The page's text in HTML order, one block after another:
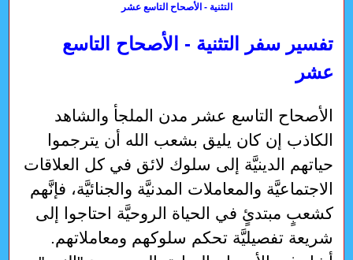
التثنية - الأصحاح التاسع عشر
تفسير سفر التثنية - الأصحاح التاسع
عشر
الأصحاح التاسع عشر مدن الملجأ والشاهد الكاذب إن كان يليق بشعب الله أن يترجموا حياتهم الدينيَّة إلى سلوك لائق في كل العلاقات الاجتماعيَّة والمعاملات المدنيَّة والجنائيَّة، فإنَّهم كشعبٍ مبتدئٍ في الحياة الروحيَّة احتاجوا إلى شريعة تفصيليَّة تحكم سلوكهم ومعاملاتهم. أشار في الأصحاح السابق إلى مجيء "النبي" المنتظر الذي له نسمع، فنتمتَّع بالخلاص. الآن يقدِّم لنا صورة رمزيَّة لهذا الخلاص المسياني، وهو إقامة مدن الملجأ، التي يلجأ إليها كل قاتلٍ ارتكب القتل خطأ بغير إرادته. هذا العدل الجزائي البدائي بعيد كل البعد عن القتل المتعمِّد، والغرض منه أن يمنعه فهو لا يكسر الوصيَّة السادسة بل بالأحرى يحفظها. تحدَّث أيضًا عن احترام حقوق اللآخرين، سواء بالنسبة لممتلكاتهم أو لنفوسهم. فلا يجوز للإنسان أن ينقل تخومه ليستولى على أرض ليست من حقّه. ولا يليق به أن يشهد كذبًا على إنسان بريء. 1. مدن الملجأ [1-13]. 2. نقل التُخُم [14]. 3. شهادة الزور [15-31]. 1. مدن الملجأ: "متى قرض الرب إلهك الأمم الذين الرب إلهك يعطيك أرضهم وورثتهم وسكنت مدنهم وبيوتهم، تفرز لنفسك ثلاث مدن في وسط أرضك التي يعطيك الرب إلهك لتمتلكها. تصلح الطريق وتثلث تخوم أرضك التي يقسم لك الرب إلهك، فتكون لكي يهرب إليها كل قاتل. وهذا هو حكم القاتل الذي يهرب إلى هناك فيحيا، من ضرب صاحبه بغير علمٍ وهو غير مبغضٍ له منذ أمس وما قبله. ومن ذهب مع صاحبه في الوعر ليحتطب حطبا فاندفعت يده بالفأس ليقطع الحطب وافلت الحديد من الخشب وأصاب صاحبه فمات، فهو يهرب إلى إحدى تلك المدن فيحيا. لئلاَّ يسعى وليّ الدم وراء القاتل حين يحمى قلبه ويدركه إذا طال الطريق ويقتله وليس عليه حكم الموت لأنَّه غير مبغضٍ له منذ أمس وما قبله. لأجل ذلك أنا آمرك قائلاً: ثلاث مدن تفرز لنفسك. وإن وسَّع الرب إلهك تخومك كما حلف لآبائك أعطاك جميع الأرض التي قال أنَّه يعطي لآبائك. إذا حفظت كل هذه الوصايا لتعملها كما أنا أوصيك اليوم لتحب الرب إلهك وتسلك في طرقه كل الأيَّام فزد لنفسك أيضًا ثلاث مدن على هذه الثلاث. حتى لا يسفك دم بريء في وسط أرضك التي يعطيك الرب إلهك نصيبًا فيكون عليك دم" [1-10]. ليس كل قتل هو جريمة، إنَّما يجب دراسة كل حالة على حدة، فقد ميَّزت الشريعة بين نوعين من القتل: أ. القتل خطأ: [4-6]: يمكن للقاتل أن ينجو من الانتقام منه بالهروب إلى إحدى مدن الملجأ (عد 35: 9-34). ب. القتل عمدًا: يجوز للولي أن ينتقم من القاتل [11-13]. أحد الأوامر التي قدِّمت لأبناء نوح أن من يسفك دم إنسان يُسفك دمه انتقامًا للدم (تك 9: 6). الآن استقرَّت هذه الشريعة. لكن ماذا إن سُفك دم خطأ وليس عن قصد. لهذا أمر الله بإقامة مدن الملجأ، كما سبق فرأينا في دراستنا لسفر الخروج (21: 13)، وسفر العدد (35: 10) الخ. لقد عالج سفر العدد هذا الأمر بالتفصيل، غير أنَّه إذ كان الشعب على وشك الدخول إلى أرض الموعد قدَّم لهم توجيهات عمليَّة لإقامة الثلاث مدن في الضفَّة الشرقيَّة. أولاً: تحديد ثلاث مدن للملجأ في أرض كنعان، في الضفَّة الغربيَّة، حيث كان موسى قد حدَّد ثلاث مدن في الضفَّة الشرقيَّة [1-3، 7]. تُقسَّم المنطقة كلها إلى ثلاثة أقسام، متساويَّة قدر المستطاع، وتكون مدينة الملجأ مركز كل قسم، حتى يستطيع كل إنسان أينما وُجد أن يجد بالقرب منه مدينة للملجأ. تعتبر مدينة الملجأ أشبه بمكان حفظ يلجأ إليه القاتل حتى تتم محاكمة عادلة، ويُفصل في أمره إن كان قاتلاً عن خطأ أم عن عمد. فمدينة الملجأ هي صون وحماية للبريء وليس للمجرم. لا نجد تسجيلاً لزيادة هذه المدن التي طلبها موسى، وهذا دليل غير متعمِّد على صحَّة السِفر، فإن أي كاتب متأخِر ما كان يمكن أن يبتدع هذا. تُشير مدينة الملجأ إلى السيِّد المسيح، مخلِّص العالم، الذي نزل إلى أرضنا ولم يعد بعيدًا عنّا، بل هو قريب إلينا جدًا، لا نبحث عمَّن يصعد إلى السماء لكي ينزله، ولا من يهبط إلى الجحيم لكي يصعده إلينا، بل هو قائم في قلوبنا (رو 10: 8). لقد جاء إنجيلنا بالخلاص وجعله بين أيدينا. أنَّه يقرع على أبوابنا الداخليَّة لعلَّنا نقبله، نفتح له فيدخل عريس نفوسنا ليتعشَّى معنا. جاء مسيحنا إلى أرضنا ليصير حصننا، فيه نتحرَّر من الدينونة (رو 8: 1)، ونخلص من كل جريمة في حماية إلهيَّة فائقة (رو 5: 1، 9-10؛ 8: 31-39). تطلَّع إشعياء النبي إلى هذه المدينة الفريدة فقال: "لنا مدينة قويَّة؛ يجعل الخلاص أسوارًا ومترسة" (إش 26: 1). هذا ما يؤكِّده الرسول بقوله: "آمن بالرب يسوع المسيح فتخلص" (أع 16: 31). في القديم كان القاتل يهرب من وجه الولي إلى مدينة ملجأ ليحتمي فيها حتى تتم محاكمته، وإن وجد بريئًا يبقى إلى موت الكاهن. أمَّا في العهد الجديد فإن الولي والقاضي في نفس الوقت هو الرب يسوع، عِوض الانتقام يفتح لنا أحشاءه الإلهيَّة ملجأ لنا فنستريح فيها. ونبقى فيها إلى الأبد، ننعم لا بالبراءة فقط بل وبشركة أمجاده. إنَّه ليس فقط مدينة الملجأ بل وهو الطريق المفتوح لنا، لذا لاق بنا أن نسرع بروحه القدُّوس وندخل فيه، ولا نؤجِّل، حتى لا يلحق بنا السيف وتهلك نفوسنا. ثانيًا: أجاب هذا الأصحاح على السؤال التالي: كيف يعرف الهارب مدينة الملجأ؟ نحن نعلم أن كثير من الطرق في القديم كانت تُمهَّد خلال سير الحيوانات التي تحمل الأثقال خاصة القوافل. وهذا وقد كان اليهود في ذلك الحين لا يعرفون الطرق، إذ عاشوا في البريَّة طوال الأربعين عامًا. يلتزم المسئولون أن يهيِّئوا الطرق المؤديَّة إلى مدن الملجأ، فيُزيلوا كل عقبات تعطِّل الانطلاق إليها، كما يلتزمون بإقامة جسور والاهتمام بها للعبور عليها نحو هذه المدن، وعند مفترق الطرق توضع لافتات يُكتب عليها: "ملجأ! ملجأ!" وكان المسئولون ملتزمين بإصلاح هذه الطرق كل عام في شهر أذار. هكذا يليق بخدَّام الكلمة أن يُهيِّئوا الطريق لكل نفس كي تلتقي بالمخلِّص كملجأ لها. يلتزموا بأن يُزيلوا كل عقبة، ليفتحوا باب الرجاء أمامهم ليتمتَّعوا ببرّ المسيح وقداسته عِوض خطاياهم، وعدم الفساد عِوض فسادهم. كما التزم المسؤولون بتهيئة الطرق في كل مكان نحو مدن الملجأ، هكذا الله في حبُّه هيَّأ للبشريَّة الطريق نحو يسوع المسيح، فأعلن عنه لأبوينا الأوَّلين في أول لقاء معهما بعد سقوطهما، ومهَّد الطريق لمعرفته خلال الآباء الأنبياء والأحداث والشريعة حتى لا يوجد أي عذر لمن يرفض الالتجاء إليه. لقد بعث إلينا بنبوَّات واضحة أشبه بعلامات تشير نحو شخص المخلِّص، مدينة ملجأنا. كان الهارب ملتزمًا أن يبقى في المدينة حتى موت رئيس الكهنة فيخرج منها (عد 35: 25-29)، ومسيحنا رئيس الكهنة الأعظم مات مرة ليدخل بنا فيه، ولن يموت بل يبقى حيًّا بعد قيامته حتى لا يخرج أحد منه، بل نسكن فيه وهو فينا أبديًّا (يو 15: 4؛ كو 1: 23؛ عب 3: 14؛ 10: 38-39). في اختصار قد وضع أمامنا ملجأ خلاصنا (عب 6: 18). ثالثًا: كانت خطيَّة القتل لها خطورتها العظمى (أم 28: 17)، وفي العهد الجديد فإن مجرَّد الغضب يدفع بالإنسان إلى نار جهنم. ومع أن السهو يعتبر خطيَّة تقدَّم عنها ذبيحة، إلاَّ أن القتل سهوًا لا يُحسب خطيَّة يُعاقب عليها، وإنَّما يسمح لمرتكبها أن يهرب إلى مدينة الملجأ حتى لا يحق للولي أن ينتقم للدم. لقد قتل شاول الطرسوسي كثيرين لكنَّه فعل هذا بجهالة لذلك ظهر لهم السيِّد المسيح نفسه وأعلن له الحق، فاشتاق أن يُقتل من أجل اسمه. وغفر أيضًا السيِّد لصالبيه لأنَّهم فعلوا هذا عن عدم معرفة. رابعًا: جاءت فكرة مدن الملجأ تكشف عن نيَّة الله المترفِّق بشعبه الذي يدخل بالنفوس المؤمنة الهاربة من الدينونة إلى جنبه بالإيمان بدم المسيح. من يهرب من الخطيَّة إلى السيِّد المسيح يجده فاتحًا أبواب محبَّته مدينة ملجأ له. خامسًا: لا يوجد ملجأ للقتلة عن عمد، أي للمصريِّين على قتل النفوس، والسلوك بروح إبليس السفَّاك. ليس من حق القاتل عمدًا أن يجد رحمة عند القاضي الذي لا يحمل السيف عبثًا، بل للانتقام من سافكي الدم. لا يتمتَّع بالمغفرة من كان مصمِّمًا على الخطيَّة (عب 10: 26). يخبرنا اليهود أن الطرق المؤديَّة لمدن الملجأ كانت متَّسعة جدًا، حوالي 32 ذراعًا، وكانت دائمًا تحفظ في حالة جيِّدة[223]. سادسًا: يلاحظ أن الشريعة لم تحسب كل مدن اللآويِّين مدن ملجأ، بل اختارت ثلاث مدن في كل ضفَّة لتأكيد أن اللآويين على قدم المساواة مع الشعب، إن أخطأ لاوي وقتل عن غير عمد لن تحميه مدينته، بل يلزمه أن يهرب إلى مدينة ملجأ حتى تتم محاكمته. هذا ما تؤكِّده الشريعة باستمرار أن الكاهن، وإن نال كرامة خدمة الله، لكنَّه يقف مع الشعب أمام الله وتكون دينونته أشد وأقسى بسبب معرفته. سابعًا: ربَّما يتساءل البعض إن كانت الشريعة الموسويَّة قد أباحت للوليّ أن ينتقم لدم قريبه، فنجيب بأن الشريعة أرادت أن تحد بكل الطرق من الانتقام. ففي القديم، وحتى إلى وقت قريب في بعض بلاد صعيد مصر كما في كثير من البلاد الصحراويَّة، إن قتل إنسان آخر لا تكتفي أسرة القتيل بقتل القاتل، إنَّما يعتدون على كل الأسرة وينتقمون بقتل القاتل وأحيانًا أولاده وأقاربه ويتحوَّل الأمر إلى حرب داخليَّة بين العائلات، قد تمتد إلى عشرات السنوات. كل منهم يتربَّص للانتقام لأسرته بلا ضابط. لهذا جاءت الشريعة لتضع حدًا بالسماح للوليّ وحده أن يقتل القاتل وليس أهل بيته أو أقرباءه. هكذا جاءت الشريعة هنا تحقِّق الآتي: أ. ترفع من شأن المؤمنين لكي لا يعيشوا بلا ضابط من جهة الانتقام والآخذ بالثأر. ب. تأكيد قدسيَّة حياة الإنسان، سواء بالنسبة للقتيل أو القاتل. ج. لا يوجد إنسان فوق القانون، بل يخضع الكاهن كما الشعب للشريعة. د. التزام الجماعة المقدَّسة بإقامة محاكمات عادلة وبتأنِّي في غير اندفاعٍ. سابعًا: الله مالك السماء والأرض وهب شعبه أرض الموعد بكل ما فيها من مدن؛ لكنَّه طلب أن تكون له ثلاث مدن في كل ضفَّة تنسب إليه، أشبه بمدن الله التي يلجأ إليها الطالبون رحمته. كل المدن مدنه وهبها للبشر، لكنَّه يعود فيطلب قليل القليل ليكون مكرَّسًا لعمله الإلهي في حياة البشريَّة. ليت إلهنا يجد في أعماقنا مدينة ملجأ يقبلها وينسبها إليه، فتتجلَّى محبَّته ونعمته فيها. ثامنًا: توضع على مفارق الطرق علامات يُكتب عليها "ملجأ miklot" بخط واضح، حتى متى رآها الهارب لا يقف ليقرأ أو يبحث أو يناقش، إنَّما يسرع نحو المدينة، فإن الوقت بالنسبة له مقصِّر. أنَّه في خطر! ما هذه العلامات إلاَّ الكتاب المقدس الذي يوجِّهنا نحو مخلِّصنا يسوع المسيح. أنَّه ليس وقت للمناقشات الغبية بل للانطلاق بسرعة نحو المخلِّص لنرتمي في أحضانه ونختفي فيه، فلا يقدر العدو أن يلحق بنا ويقتلنا. إنجيلنا هو العلامات التي تقودنا إلى مدينة الملجأ الفريدة "يسوع المسيح"، وإذ نحن أنفسنا قد صرنا رسالة المسيح المقروءة من جميع الناس لاق بنا كإنجيل مفتوح أن يقرأ الكل فينا كلمة miklot، ويجدون في أعماقنا طريقًا يقود إلى المخلِّص. هذا هو حال الكنيسة الحيَّة. إنَّها علامة تحمل ذات الكلمة، تقود كل نفس في طريق الحق، وتدخل به إلى الملجأ الإلهي، ليتمتَّع بحريَّة مجد أولاد الله، وسلام الله الذي يفوق كل عقل، وفرح السماء الذي لا ينقطع. الكنيسة هي المنارة التي تحمل بهاء المسيح الذي يشرق على النفوس. إنَّها تنادي الجميع: "اهربوا إلى الملجأ، إلى الرجاء الذي يقدِّمه لكم الإنجيل". يليق بالمؤمنين أن يجاهدوا بروح الحق، لكنَّهم كأعضاء في كنيسة المسيح يدركوا أن حياتهم ليست إلا اختفاء في المسيح يسوع ملجأهم. حق الالتجاء إلى المذبح: في أيَّام الإمبراطور قسطنطين ظهر نظام كنسي شبيه بمدن الملجأ، وهو أن يلجأ المتَهم إلى المذبح ويمسك بقرونه، فلا يُقتل حتى تتم محاكمة عادلة له. ففي أيَّام القدِّيس يوحنا الذهبي الفم قاوم أتروبيوس هذا الأمر، وأخذ موقفًا مضادًا من الكنيسة. وحين أُتُّهم بخيانة الإمبراطور وتدبير مؤامرة لقتله التجأ إلى المذبح، وتوقع رجال الشرطة والشعب أن ينتقم منه القدِّيس يوحنا الذهبي الفم بتسليمه خارج الكنيسة كي يُقتل. لكن ذهبي الفم أعلن محبته لمقاوميه. وقد ألقى حديثين